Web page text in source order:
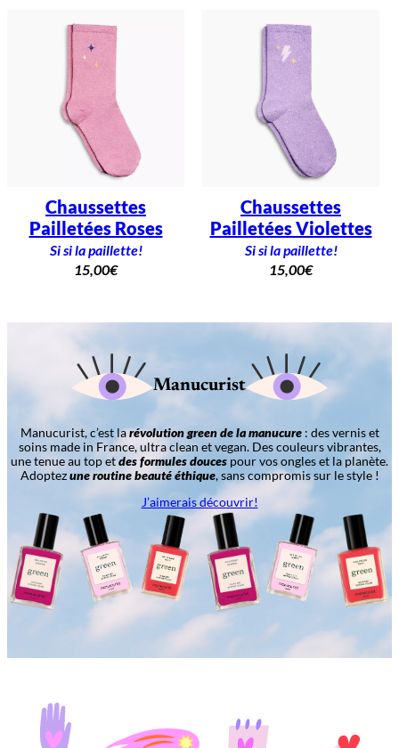
Chaussettes
Pailletées Roses
Si si la paillette!
15,00€
Chaussettes
Pailletées Violettes
Si si la paillette!
15,00€
Manucurist
Manucurist, c’est larévolution green de la manucure: des vernis et
soins made in France, ultra clean et vegan. Des couleurs vibrantes,
une tenue au top etdes formules douces pour vos ongles et la planète.
Adoptezune routine beauté éthique, sans compromis sur le style !
J’aimerais découvrir!